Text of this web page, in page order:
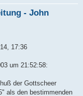
- John
17:36
um 21:52:58:
der Gottscheer
als den bestimmenden